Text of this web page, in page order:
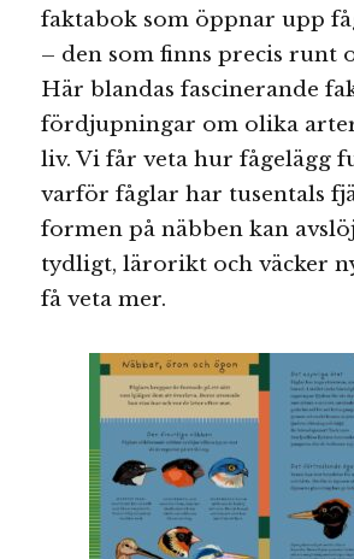
faktabok som öppnar upp
– den som finns precis runt
Här blandas fascinerande
fördjupningar om olika
liv. Vi får veta hur fågelägg
varför fåglar har tusentals
formen på näbben kan
tydligt, lärorikt och väcker
få veta mer.